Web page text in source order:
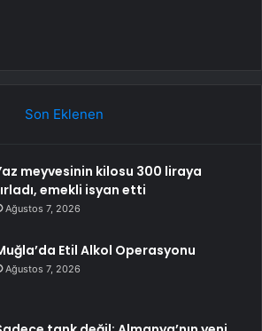
Son Eklenen
meyvesinin kilosu 300 liraya
emekli isyan etti
Ağustos 7, 2026
Etil Alkol Operasyonu
Ağustos 7, 2026